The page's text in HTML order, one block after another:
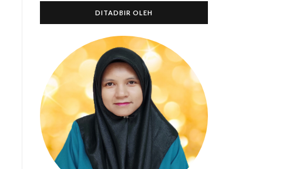
r
DITADBIR OLEH